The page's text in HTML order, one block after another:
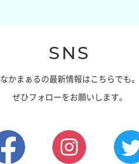
SNS
なかまぁるの最新情報はこちらでも。
ぜひフォローをお願いします。